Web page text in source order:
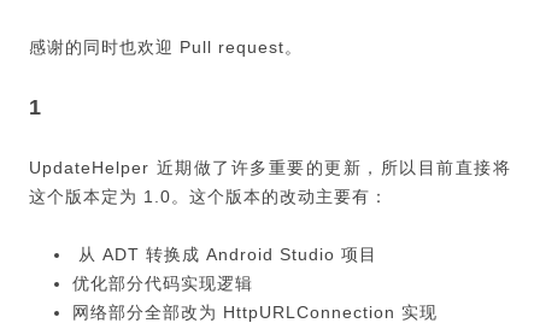
感谢的同时也欢迎 Pull request。
1
UpdateHelper 近期做了许多重要的更新，所以目前直接将
这个版本定为 1.0。这个版本的改动主要有：
从 ADT 转换成 Android Studio 项目
优化部分代码实现逻辑
网络部分全部改为 HttpURLConnection 实现